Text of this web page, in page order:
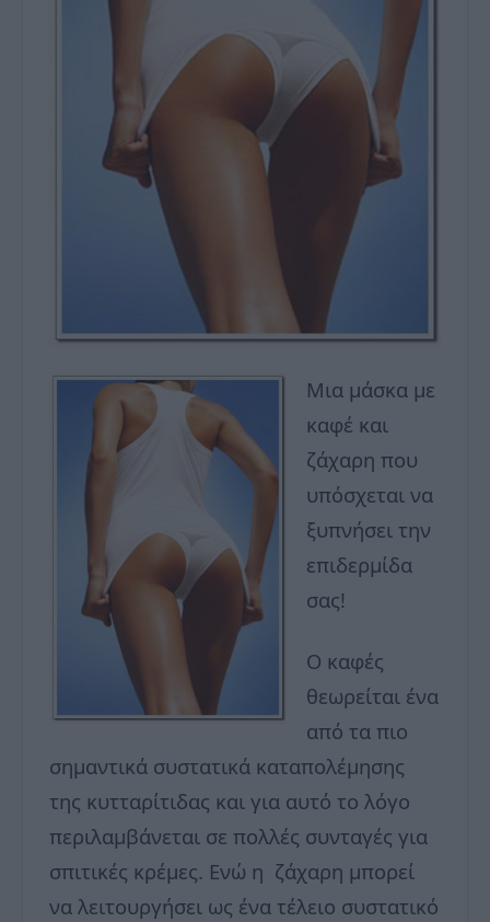
Μια μάσκα με
καφέ και
ζάχαρη που
υπόσχεται να
ξυπνήσει την
επιδερμίδα
σας!
Ο καφές
θεωρείται ένα
από τα πιο
σημαντικά συστατικά καταπολέμησης
της κυτταρίτιδας και για αυτό το λόγο
περιλαμβάνεται σε πολλές συνταγές για
σπιτικές κρέμες. Ενώ η ζάχαρη μπορεί
να λειτουργήσει ως ένα τέλειο συστατικό